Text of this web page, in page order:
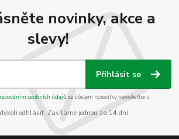
novinky, akce a
slevy!
Přihlásit se
osobních údajůza účelem rozesílky newsletteru.
odhlásit. Zasíláme jednou za 14 dní.